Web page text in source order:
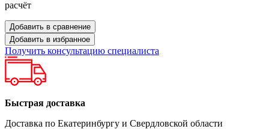
расчёт
Добавить в сравнение
Добавить в избранное
Получить консультацию специалиста
Быстрая доставка
Доставка по Екатеринбургу и Свердловской области